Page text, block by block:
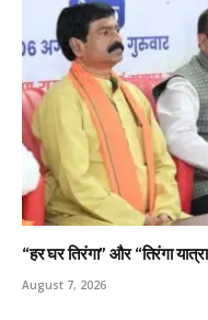
“हर घर तिरंगा” और “तिरंगा
August 7, 2026